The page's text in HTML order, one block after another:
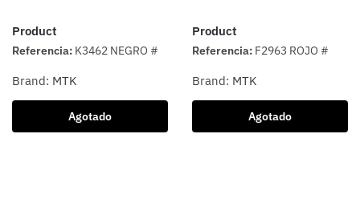
Product
Referencia: K3462 NEGRO #
Brand: MTK
Agotado
Product
Referencia: F2963 ROJO #
Brand: MTK
Agotado